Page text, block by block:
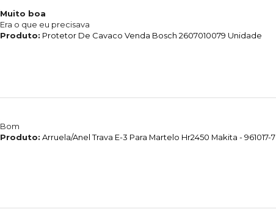
Muito boa
Era o que eu precisava
Produto: Protetor De Cavaco Venda Bosch 2607010079 Unidade
Bom
Produto: Arruela/Anel Trava E-3 Para Martelo Hr2450 Makita - 961017-7